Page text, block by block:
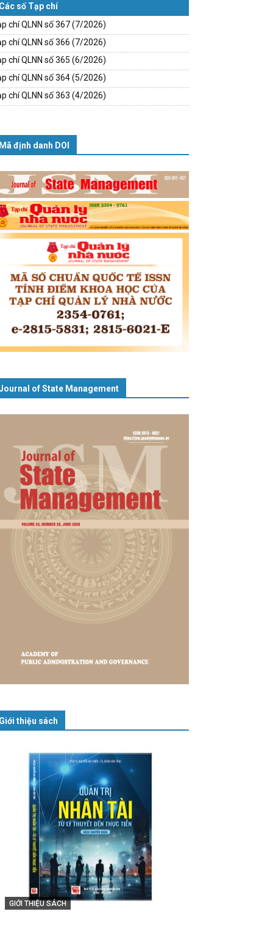
Các số Tạp chí
chí QLNN số 367 (7/2026)
chí QLNN số 366 (7/2026)
chí QLNN số 365 (6/2026)
chí QLNN số 364 (5/2026)
chí QLNN số 363 (4/2026)
Mã định danh DOI
of State Management
Giới thiệu sách
GIỚI THIỆU SÁCH
Cuốn sách “Tuyệt đối trung thành
với Tổ quốc, với Đảng, Nhà nước và